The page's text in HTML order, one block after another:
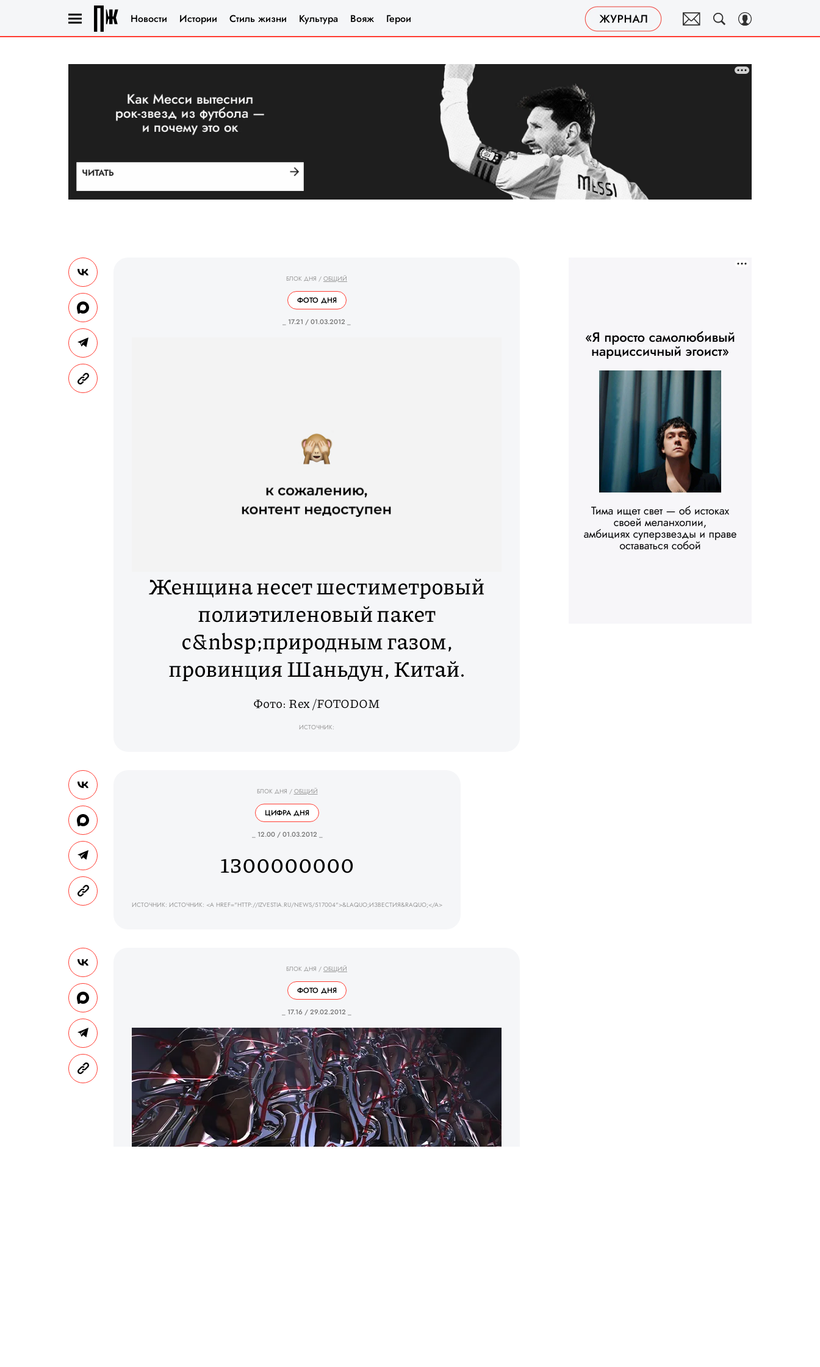
Новости Истории Стиль жизни Культура Вояж Герои
БЛОК ДНЯ / ОБЩИЙ
ФОТО ДНЯ
_ 17.21 / 01.03.2012 _
Женщина несет шестиметровый
полиэтиленовый пакет
с&nbsp;природным газом,
провинция Шаньдун, Китай.
Фото: Rex /FOTODOM
ИСТОЧНИК:
БЛОК ДНЯ / ОБЩИЙ
ЦИФРА ДНЯ
_ 12.00 / 01.03.2012 _
1300000000
ИСТОЧНИК: ИСТОЧНИК: <A HREF="HTTP://IZVESTIA.RU/NEWS/517004">&LAQUO;ИЗВЕСТИЯ&RAQUO;</A>
БЛОК ДНЯ / ОБЩИЙ
ФОТО ДНЯ
_ 17.16 / 29.02.2012 _